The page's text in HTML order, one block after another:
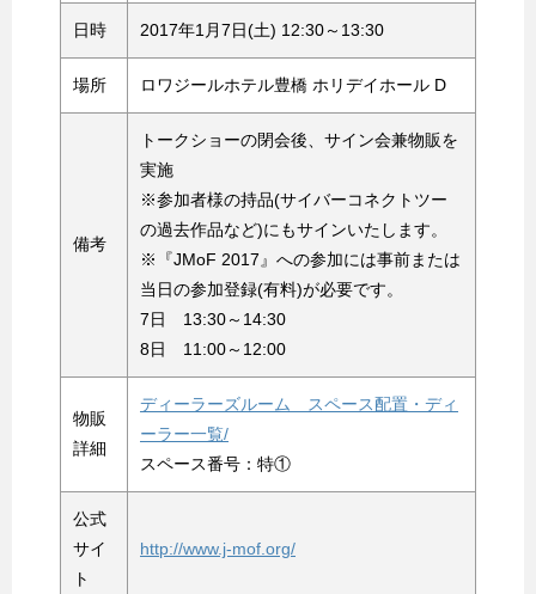
日時 2017年1月7日(土) 12:30～13:30
場所 ロワジールホテル豊橋 ホリデイホール D
備考
トークショーの閉会後、サイン会兼物販を
実施
※参加者様の持品(サイバーコネクトツー
の過去作品など)にもサインいたします。
※『JMoF 2017』への参加には事前または
当日の参加登録(有料)が必要です。
7日 13:30～14:30
8日 11:00～12:00
物販
詳細
ディーラーズルーム スペース配置・ディ
ーラー一覧/
スペース番号：特①
公式
サイ
ト
http://www.j-mof.org/